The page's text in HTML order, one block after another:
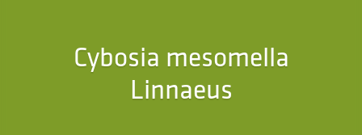
Cybosia mesomella
Linnaeus